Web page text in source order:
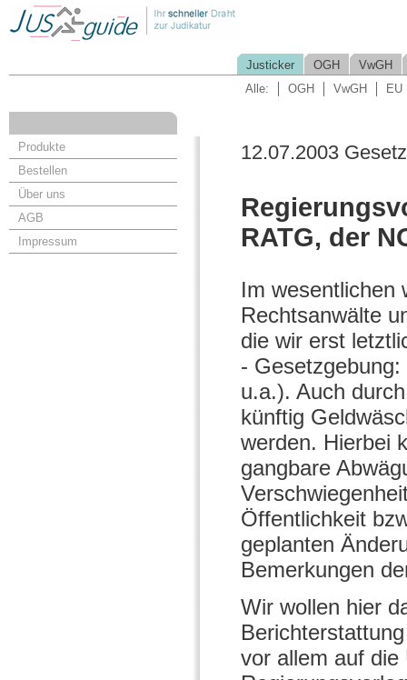
Justicker OGH
VwGH
Alle:
OGH VwGH EU
Produkte
Bestellen
Über uns
AGB
Impressum
12.07.2003
RATG, der
Im wesentlichen
Rechtsanwälte
die wir erst
-
u.a.). Auch
künftig
werden. Hierbei
gangbare
Öffentlichkeit
geplanten
Bemerkungen
Wir wollen hier
vor allem auf die